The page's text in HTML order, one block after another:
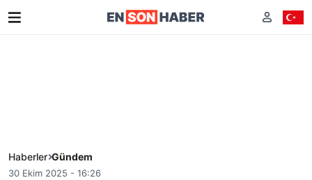
Haberler Gündem
30 Ekim 2025 - 16:26